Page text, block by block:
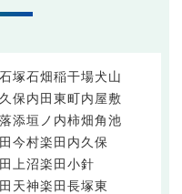
石塚石畑稲干場犬山
保内田東町内屋敷
落添垣ノ内柿畑角池
今村楽田内久保
上沼楽田小針
天神楽田長塚東